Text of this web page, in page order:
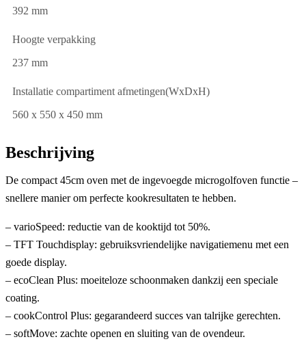
392 mm
Hoogte verpakking
237 mm
Installatie compartiment afmetingen(WxDxH)
560 x 550 x 450 mm
Beschrijving
De compact 45cm oven met de ingevoegde microgolfoven functie –
snellere manier om perfecte kookresultaten te hebben.
– varioSpeed: reductie van de kooktijd tot 50%.
– TFT Touchdisplay: gebruiksvriendelijke navigatiemenu met een
goede display.
– ecoClean Plus: moeiteloze schoonmaken dankzij een speciale
coating.
– cookControl Plus: gegarandeerd succes van talrijke gerechten.
– softMove: zachte openen en sluiting van de ovendeur.